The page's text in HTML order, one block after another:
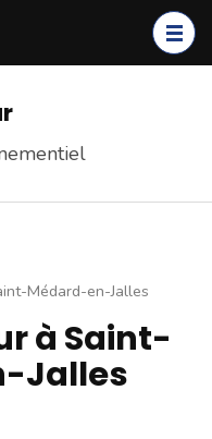
Médard-en-Jalles
à Saint-
Jalles